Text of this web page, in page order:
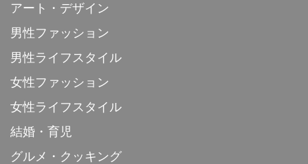
アート・デザイン
男性ファッション
男性ライフスタイル
女性ファッション
女性ライフスタイル
結婚・育児
グルメ・クッキング